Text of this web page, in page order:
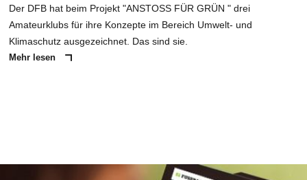
Der DFB hat beim Projekt "ANSTOSS FÜR GRÜN " drei
Amateurklubs für ihre Konzepte im Bereich Umwelt- und
Klimaschutz ausgezeichnet. Das sind sie.
Mehr lesen